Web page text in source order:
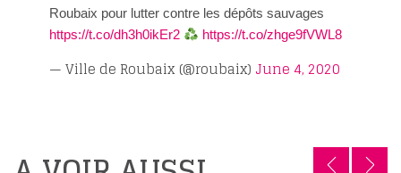
Roubaix pour lutter contre les dépôts sauvages
https://t.co/dh3h0ikEr2
https://t.co/zhge9fVWL8
— Ville de Roubaix (@roubaix)June 4, 2020